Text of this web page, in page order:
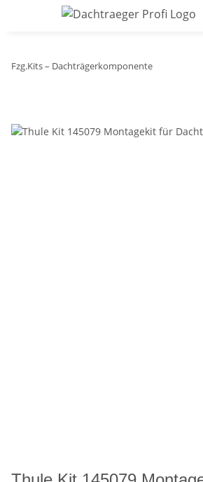
Fzg.Kits – Dachträgerkomponente